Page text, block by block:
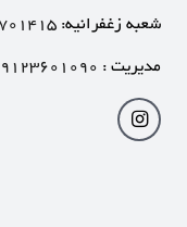
شعبه زغفرانیه:
مدیریت :